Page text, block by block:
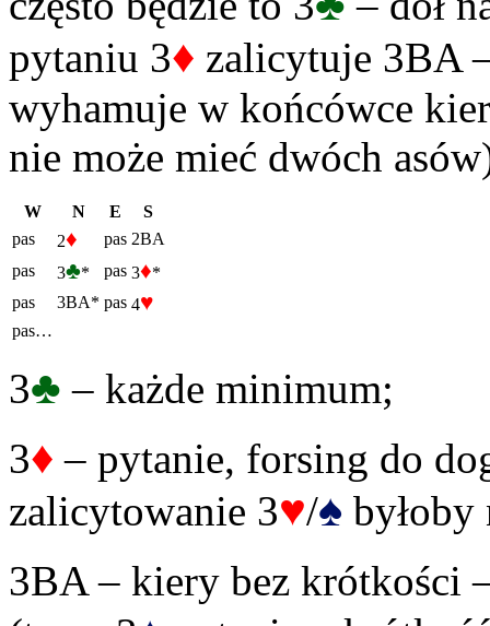
pytaniu 3♦ zalicytuje 3BA
wyhamuje w końcówce
nie może mieć dwóch
W N E
S
pas
2♦ pas 2BA
pas
3♣* pas 3♦*
pas
3BA* pas 4♥
pas…
3♣ – każde minimum;
3♦ – pytanie, forsing do
zalicytowanie 3♥/♠
3BA – kiery bez krótkości